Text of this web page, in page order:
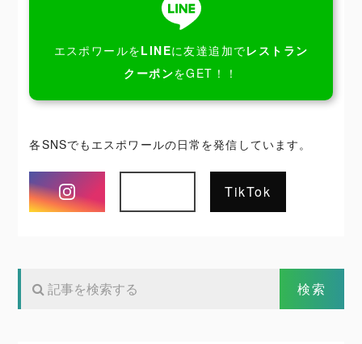
エスポワールをLINEに友達追加でレストラン
クーポンをGET！！
各SNSでもエスポワールの日常を発信しています。
Instagram
TikTok